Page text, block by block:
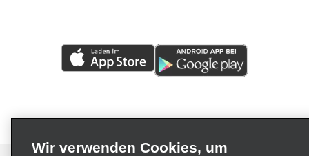
Wir verwenden Cookies, um